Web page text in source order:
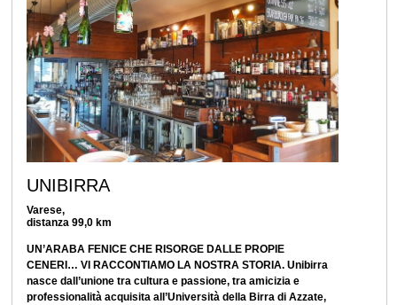
UNIBIRRA
Varese,
distanza 99,0 km
UN’ARABA FENICE CHE RISORGE DALLE PROPIE
CENERI… VI RACCONTIAMO LA NOSTRA STORIA. Unibirra
nasce dall’unione tra cultura e passione, tra amicizia e
professionalità acquisita all’Università della Birra di Azzate,